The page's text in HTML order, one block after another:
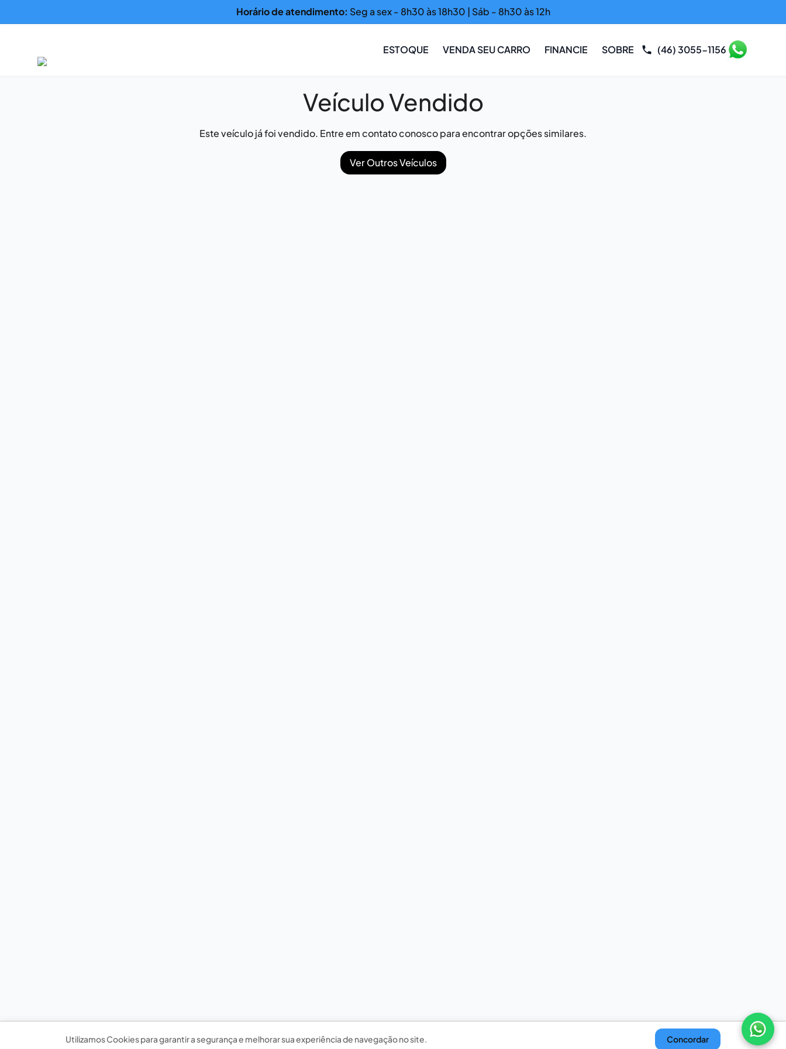
Horário de atendimento: Seg a sex - 8h30 às 18h30 | Sáb - 8h30 às 12h
ESTOQUE VENDA SEU CARRO FINANCIE SOBRE (46) 3055-1156
Veículo Vendido
Este veículo já foi vendido. Entre em contato conosco para encontrar opções similares.
Ver Outros Veículos
Utilizamos Cookies para garantir a segurança e melhorar sua experiência de navegação no site. Concordar